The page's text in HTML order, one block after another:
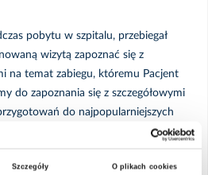
Szczegóły O plikach cookies
szczególnymi potrzebami
i zabiegów
pobytu w szpitalu, przebiegał
wizytą zapoznać się z
na temat zabiegu, któremu Pacjent
do zapoznania się z szczegółowymi
do najpopularniejszych